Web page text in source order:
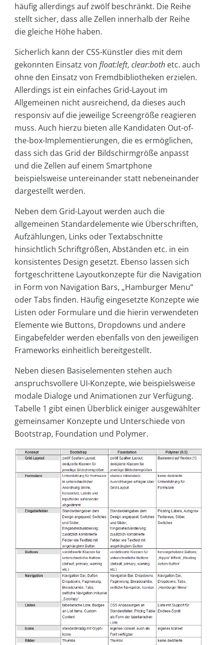
häufig allerdings auf zwölf beschränkt. Die Reihe
stellt sicher, dass alle Zellen innerhalb der Reihe
die gleiche Höhe haben.
Sicherlich kann der CSS-Künstler dies mit dem
gekonnten Einsatz von float:left, clear:both etc. auch
ohne den Einsatz von Fremdbibliotheken erzielen.
Allerdings ist ein einfaches Grid-Layout im
Allgemeinen nicht ausreichend, da dieses auch
responsiv auf die jeweilige Screengröße reagieren
muss. Auch hierzu bieten alle Kandidaten Out-of-
the-box-Implementierungen, die es ermöglichen,
dass sich das Grid der Bildschirmgröße anpasst
und die Zellen auf einem Smartphone
beispielsweise untereinander statt nebeneinander
dargestellt werden.
Neben dem Grid-Layout werden auch die
allgemeinen Standardelemente wie Überschriften,
Aufzählungen, Links oder Textabschnitte
hinsichtlich Schriftgrößen, Abständen etc. in ein
konsistentes Design gesetzt. Ebenso lassen sich
fortgeschrittene Layoutkonzepte für die Navigation
in Form von Navigation Bars, „Hamburger Menu“
oder Tabs finden. Häufig eingesetzte Konzepte wie
Listen oder Formulare und die hierin verwendeten
Elemente wie Buttons, Dropdowns und andere
Eingabefelder werden ebenfalls von den jeweiligen
Frameworks einheitlich bereitgestellt.
Neben diesen Basiselementen stehen auch
anspruchsvollere UI-Konzepte, wie beispielsweise
modale Dialoge und Animationen zur Verfügung.
Tabelle 1 gibt einen Überblick einiger ausgewählter
gemeinsamer Konzepte und Unterschiede von
Bootstrap, Foundation und Polymer.